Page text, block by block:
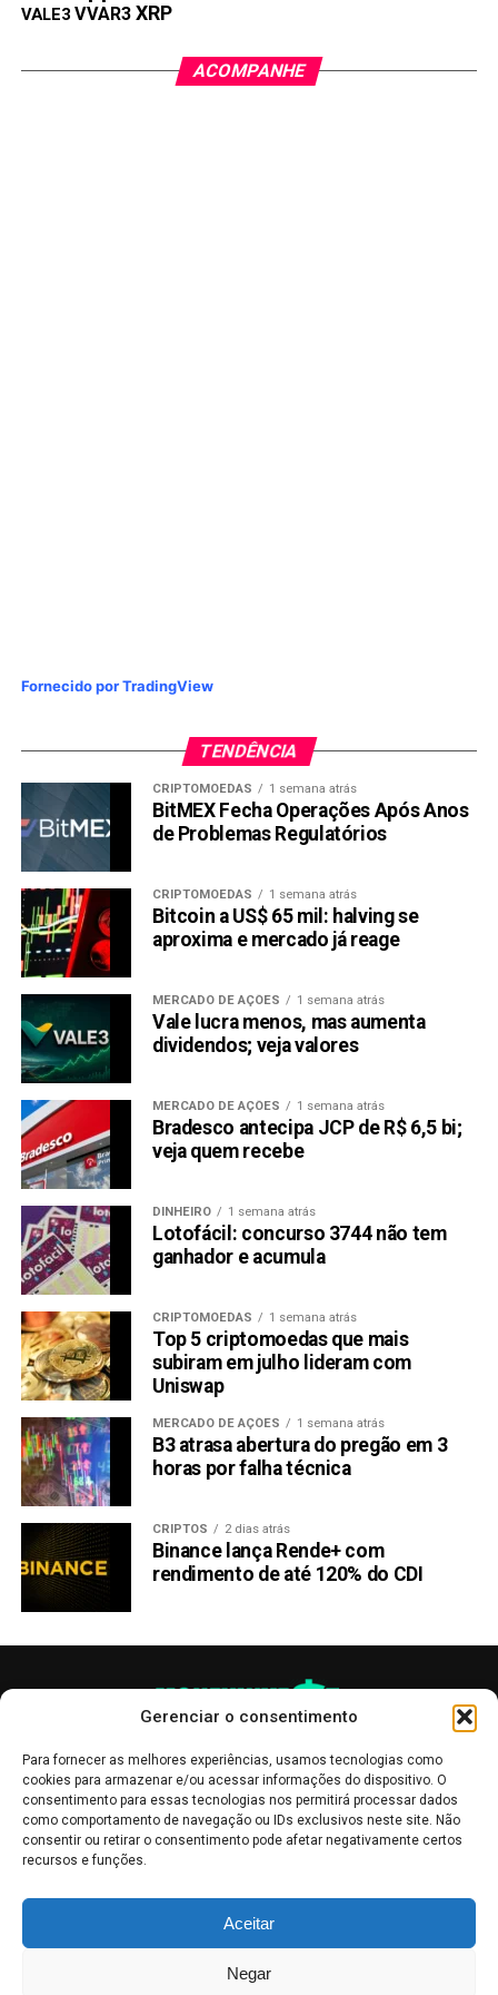
Gerenciar o consentimento
Para fornecer as melhores experiências, usamos tecnologias como
cookies para armazenar e/ou acessar informações do dispositivo. O
consentimento para essas tecnologias nos permitirá processar dados
como comportamento de navegação ou IDs exclusivos neste site. Não
consentir ou retirar o consentimento pode afetar negativamente certos
recursos e funções.
Aceitar
Negar
MEI UBER: Pague INSS como motorista de
Receita federal disponibiliza nova versão do
VALE3 VVAR3 XRP
ACOMPANHE
Fornecido por TradingView
TENDÊNCIA
CRIPTOMOEDAS 1 semana atrás
BitMEX Fecha Operações Após Anos
de Problemas Regulatórios
CRIPTOMOEDAS 1 semana atrás
Bitcoin a US$ 65 mil: halving se
aproxima e mercado já reage
MERCADO DE AÇÕES 1 semana atrás
Vale lucra menos, mas aumenta
dividendos; veja valores
MERCADO DE AÇÕES 1 semana atrás
Bradesco antecipa JCP de R$ 6,5 bi;
veja quem recebe
DINHEIRO 1 semana atrás
Lotofácil: concurso 3744 não tem
ganhador e acumula
CRIPTOMOEDAS 1 semana atrás
Top 5 criptomoedas que mais
subiram em julho lideram com
Uniswap
MERCADO DE AÇÕES 1 semana atrás
B3 atrasa abertura do pregão em 3
horas por falha técnica
CRIPTOS 2 dias atrás
Binance lança Rende+ com
rendimento de até 120% do CDI
informativo, servindo como boletins de divulgação, e não devem ser
interpretadas como recomendações de investimento.Leia mais
Bolsa de Valores